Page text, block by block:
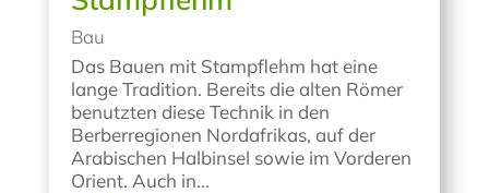
Bau
Das Bauen mit Stampflehm hat eine
lange Tradition. Bereits die alten Römer
benutzten diese Technik in den
Berberregionen Nordafrikas, auf der
Arabischen Halbinsel sowie im Vorderen
Orient. Auch in...